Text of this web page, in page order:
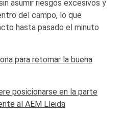
asumir riesgos excesivos y
del campo, lo que
hasta pasado el minuto
para retomar la buena
posicionarse en la parte
al AEM Lleida